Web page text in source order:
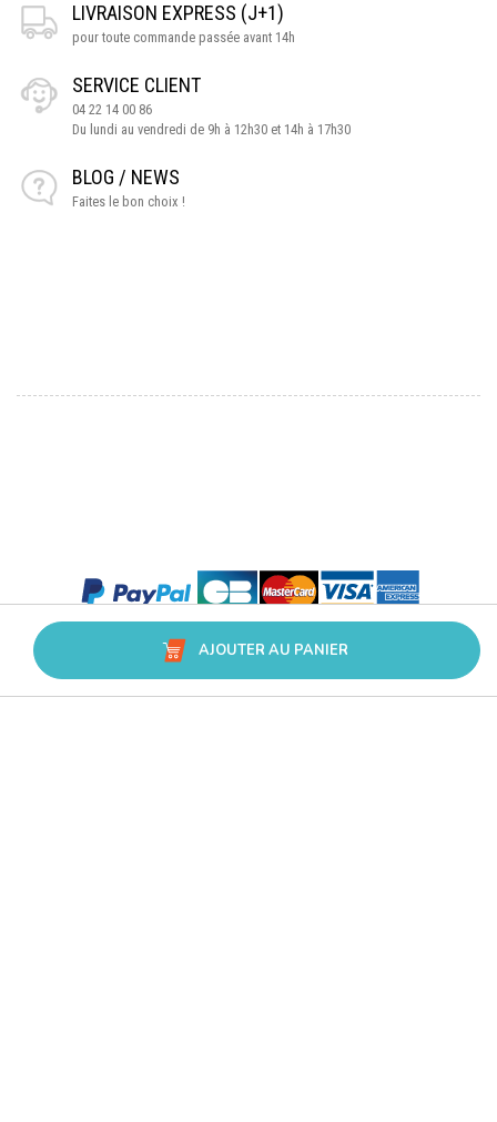
AJOUTER AU PANIER
LIVRAISON EXPRESS (J+1)
pour toute commande passée avant 14h
SERVICE CLIENT
04 22 14 00 86
Du lundi au vendredi de 9h à 12h30 et 14h à 17h30
BLOG / NEWS
Faites le bon choix !
Avis Trusted Shops